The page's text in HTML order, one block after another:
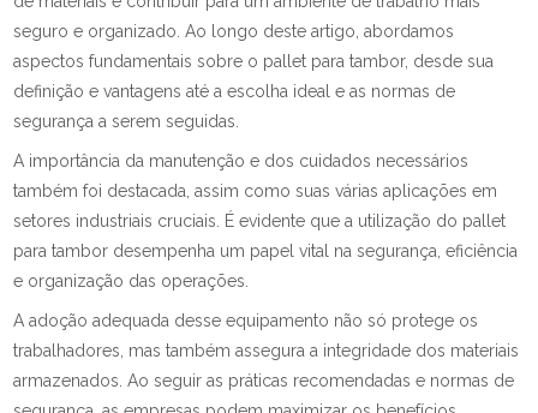
seguro e organizado. Ao longo deste artigo, abordamos
aspectos fundamentais sobre o pallet para tambor, desde sua
definição e vantagens até a escolha ideal e as normas de
segurança a serem seguidas.
A importância da manutenção e dos cuidados necessários
também foi destacada, assim como suas várias aplicações em
setores industriais cruciais. É evidente que a utilização do pallet
para tambor desempenha um papel vital na segurança, eficiência
e organização das operações.
A adoção adequada desse equipamento não só protege os
trabalhadores, mas também assegura a integridade dos materiais
armazenados. Ao seguir as práticas recomendadas e normas de